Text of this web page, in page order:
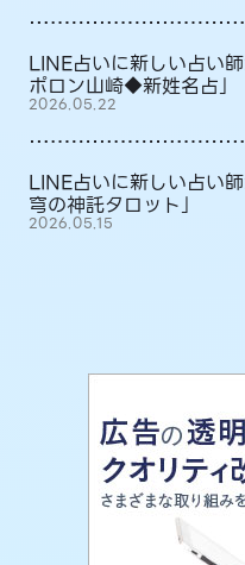
LINE占いに新しい占い
ポロン山崎◆新姓名占」
2026.05.22
LINE占いに新しい占い
穹の神託タロット」
2026.05.15